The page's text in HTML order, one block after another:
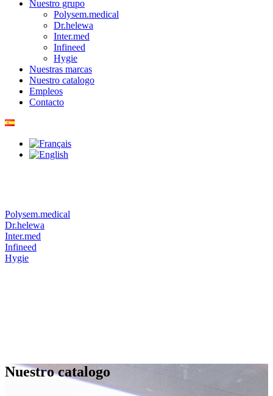
Nuestro grupo
Polysem.medical
Dr.helewa
Inter.med
Infineed
Hygie
Nuestras marcas
Nuestro catalogo
Empleos
Contacto
Polysem.medical
Dr.helewa
Inter.med
Infineed
Hygie
Nuestro catalogo